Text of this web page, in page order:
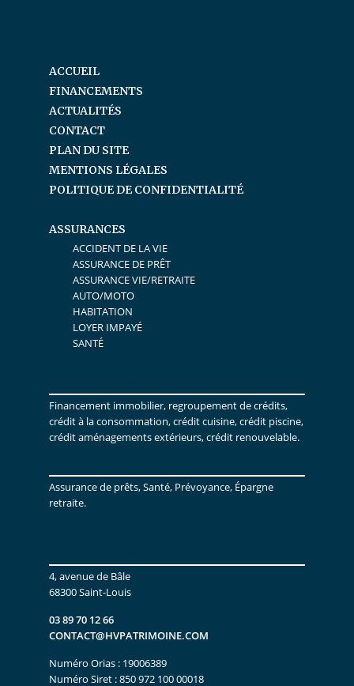
ACCUEIL
FINANCEMENTS
ACTUALITÉS
CONTACT
PLAN DU SITE
MENTIONS LÉGALES
POLITIQUE DE CONFIDENTIALITÉ
ASSURANCES
ACCIDENT DE LA VIE
ASSURANCE DE PRÊT
ASSURANCE VIE/RETRAITE
AUTO/MOTO
HABITATION
LOYER IMPAYÉ
SANTÉ
Financement immobilier, regroupement de crédits,
crédit à la consommation, crédit cuisine, crédit piscine,
crédit aménagements extérieurs, crédit renouvelable.
Assurance de prêts, Santé, Prévoyance, Épargne
retraite.
4, avenue de Bâle
68300 Saint-Louis
03 89 70 12 66
CONTACT@HVPATRIMOINE.COM
Numéro Orias : 19006389
Numéro Siret : 850 972 100 00018